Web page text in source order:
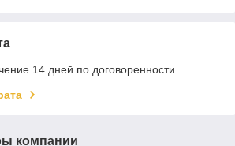
14 дней по договоренности
компании